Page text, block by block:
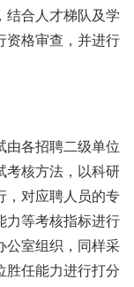
结合人才梯队及学
资格审查，并进行
由各招聘二级单位
考核方法，以科研
，对应聘人员的专
力等考核指标进行
公室组织，同样采
胜任能力进行打分